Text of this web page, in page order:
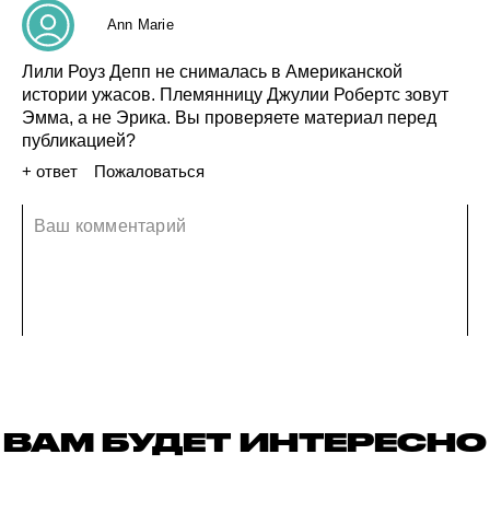
Ann Marie
Лили Роуз Депп не снималась в Американской
истории ужасов. Племянницу Джулии Робертс зовут
Эмма, а не Эрика. Вы проверяете материал перед
публикацией?
+ ответ
Пожаловаться
ВАМ БУДЕТ ИНТЕРЕСНО